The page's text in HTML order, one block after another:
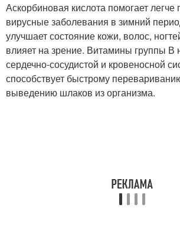
Аскорбиновая кислота помогает легче
вирусные заболевания в зимний
улучшает состояние кожи, волос,
влияет на зрение. Витамины группы
сердечно-сосудистой и кровеносной
способствует быстрому
выведению шлаков из организма.